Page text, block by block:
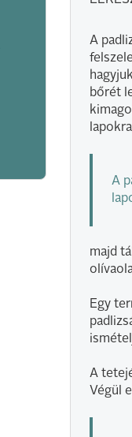
A
bőrét
A
majd
Egy
A
Végül